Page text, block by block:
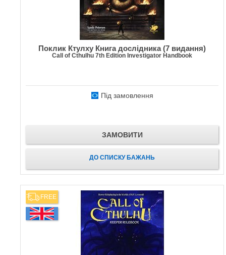
Поклик Ктулху Книга дослідника (7 видання)
Call of Cthulhu 7th Edition Investigator Handbook
Під замовлення
ЗАМОВИТИ
ДО СПИСКУ БАЖАНЬ
FREE